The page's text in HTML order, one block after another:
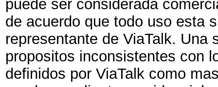
puede ser considerada
de acuerdo que todo uso esta
representante de ViaTalk. Una
propositos inconsistentes con
definidos por ViaTalk como